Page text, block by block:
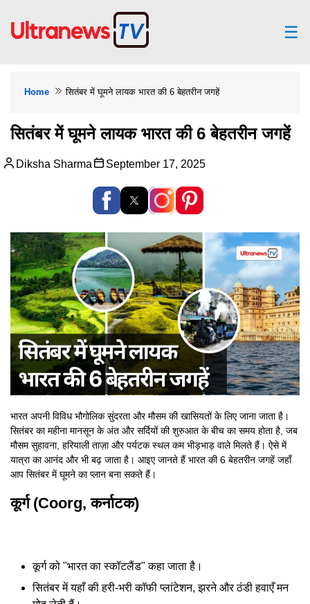
☰
Home सितंबर में घूमने लायक भारत की 6 बेहतरीन जगहें
सितंबर में घूमने लायक भारत की 6 बेहतरीन जगहें
Diksha Sharma September 17, 2025
भारत अपनी विविध भौगोलिक सुंदरता और मौसम की खासियतों के लिए जाना जाता है।
सितंबर का महीना मानसून के अंत और सर्दियों की शुरुआत के बीच का समय होता है, जब
मौसम सुहावना, हरियाली ताज़ा और पर्यटक स्थल कम भीड़भाड़ वाले मिलते हैं। ऐसे में
यात्रा का आनंद और भी बढ़ जाता है। आइए जानते हैं भारत की 6 बेहतरीन जगहें जहाँ
आप सितंबर में घूमने का प्लान बना सकते हैं।
कूर्ग (Coorg, कर्नाटक)
कूर्ग को "भारत का स्कॉटलैंड" कहा जाता है।
सितंबर में यहाँ की हरी-भरी कॉफी प्लांटेशन, झरने और ठंडी हवाएँ मन